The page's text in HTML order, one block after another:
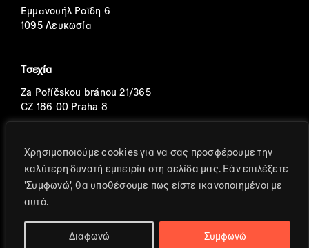
Χρησιμοποιούμε cookies για να σας προσφέρουμε την
καλύτερη δυνατή εμπειρία στη σελίδα μας. Εάν επιλέξετε
'Συμφωνώ', θα υποθέσουμε πως είστε ικανοποιημένοι με
αυτό.
Διαφωνώ Συμφωνώ
Εμμανουήλ Ροΐδη 6
1095 Λευκωσία
Τσεχία
Za Poříčskou bránou 21/365
CZ 186 00 Praha 8
Πορτογαλία
Avenida Eng. Duarte Pacheco
T.2, 8o, S.2